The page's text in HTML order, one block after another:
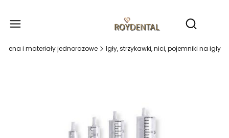
Otwórz
i materiały jednorazowe Igły, strzykawki, nici, pojemniki na igły